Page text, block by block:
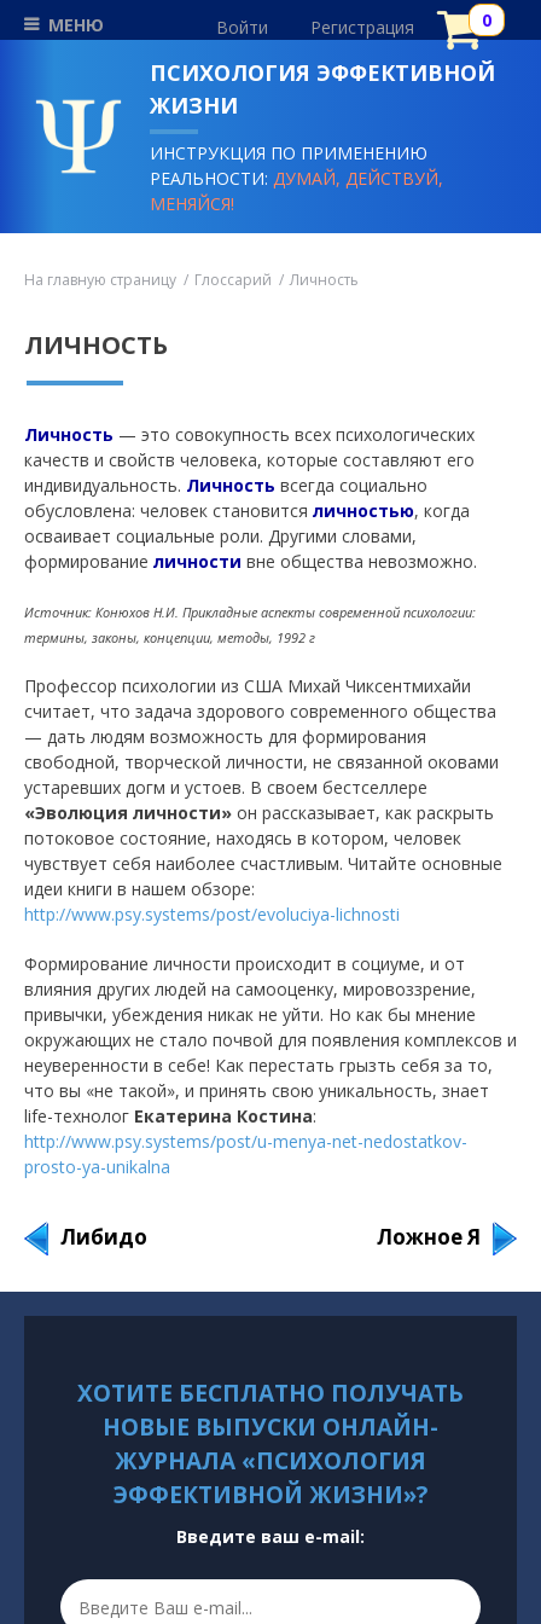
МЕНЮ Войти Регистрация
ПСИХОЛОГИЯ ЭФФЕКТИВНОЙ
ЖИЗНИ
ИНСТРУКЦИЯ ПО ПРИМЕНЕНИЮ
РЕАЛЬНОСТИ:ДУМАЙ, ДЕЙСТВУЙ,
МЕНЯЙСЯ!
На главную страницу Глоссарий Личность
ЛИЧНОСТЬ
Личность — это совокупность всех психологических
качеств и свойств человека, которые составляют его
индивидуальность. Личность всегда социально
обусловлена: человек становится личностью, когда
осваивает социальные роли. Другими словами,
формирование личности вне общества невозможно.
Источник: Конюхов Н.И. Прикладные аспекты современной психологии:
термины, законы, концепции, методы, 1992 г
Профессор психологии из США Михай Чиксентмихайи
считает, что задача здорового современного общества
— дать людям возможность для формирования
свободной, творческой личности, не связанной оковами
устаревших догм и устоев. В своем бестселлере
«Эволюция личности» он рассказывает, как раскрыть
потоковое состояние, находясь в котором, человек
чувствует себя наиболее счастливым. Читайте основные
идеи книги в нашем обзоре:
http://www.psy.systems/post/evoluciya-lichnosti
Формирование личности происходит в социуме, и от
влияния других людей на самооценку, мировоззрение,
привычки, убеждения никак не уйти. Но как бы мнение
окружающих не стало почвой для появления комплексов и
неуверенности в себе! Как перестать грызть себя за то,
что вы «не такой», и принять свою уникальность, знает
life-технолог Екатерина Костина:
http://www.psy.systems/post/u-menya-net-nedostatkov-
prosto-ya-unikalna
Либидо Ложное Я
ХОТИТЕ БЕСПЛАТНО ПОЛУЧАТЬ
НОВЫЕ ВЫПУСКИ ОНЛАЙН-
ЖУРНАЛА «ПСИХОЛОГИЯ
ЭФФЕКТИВНОЙ ЖИЗНИ»?
Введите ваш e-mail: